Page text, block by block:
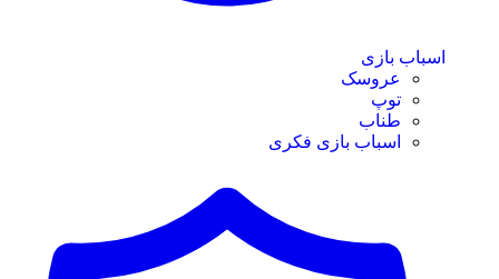
اسباب بازی
عروسک
توپ
طناب
اسباب بازی فکری